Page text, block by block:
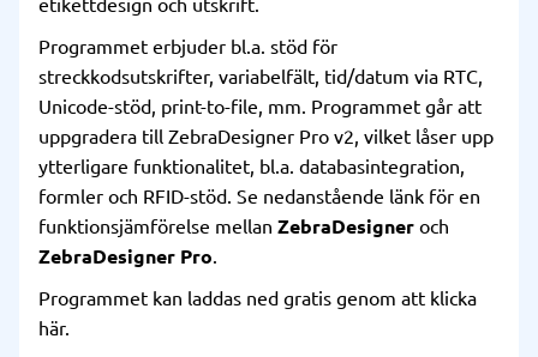
etikettdesign och utskrift.
Programmet erbjuder bl.a. stöd för
streckkodsutskrifter, variabelfält, tid/datum via RTC,
Unicode-stöd, print-to-file, mm. Programmet går att
uppgradera till ZebraDesigner Pro v2, vilket låser upp
ytterligare funktionalitet, bl.a. databasintegration,
formler och RFID-stöd. Se nedanstående länk för en
funktionsjämförelse mellan ZebraDesigner och
ZebraDesigner Pro.
Programmet kan laddas ned gratis genom att klicka
här.